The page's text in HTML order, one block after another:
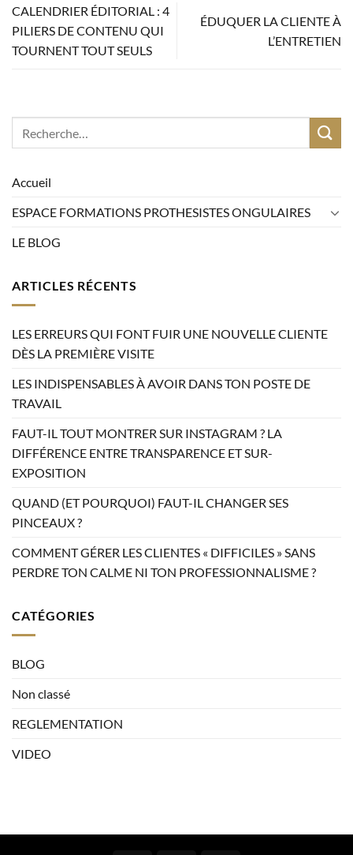
CALENDRIER ÉDITORIAL : 4
PILIERS DE CONTENU QUI
TOURNENT TOUT SEULS
ÉDUQUER LA CLIENTE À
L’ENTRETIEN
Accueil
ESPACE FORMATIONS PROTHESISTES ONGULAIRES
LE BLOG
ARTICLES RÉCENTS
LES ERREURS QUI FONT FUIR UNE NOUVELLE CLIENTE
DÈS LA PREMIÈRE VISITE
LES INDISPENSABLES À AVOIR DANS TON POSTE DE
TRAVAIL
FAUT-IL TOUT MONTRER SUR INSTAGRAM ? LA
DIFFÉRENCE ENTRE TRANSPARENCE ET SUR-
EXPOSITION
QUAND (ET POURQUOI) FAUT-IL CHANGER SES
PINCEAUX ?
COMMENT GÉRER LES CLIENTES « DIFFICILES » SANS
PERDRE TON CALME NI TON PROFESSIONNALISME ?
CATÉGORIES
BLOG
Non classé
REGLEMENTATION
VIDEO